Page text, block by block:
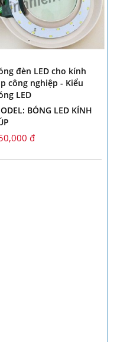
đèn LED cho kính
công nghiệp - Kiểu
LED
BÓNG LED KÍNH
đ